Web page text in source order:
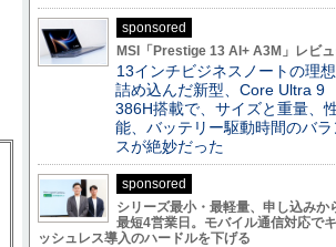
sponsored
MSI「Prestige 13 AI+ A3M」レビ
13インチビジネスノートの理
詰め込んだ新型、Core Ultra 9
386H搭載で、サイズと重量、
能、バッテリー駆動時間のバラ
スが絶妙だった
sponsored
シリーズ最小・最軽量、申し込みか
最短4営業日。モバイル通信対応で
ッシュレス導入のハードルを下げる